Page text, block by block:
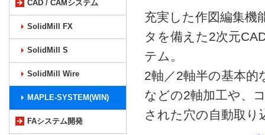
充実した作図編集機
タを備えた2次元
テム。
2軸／2軸半の基本的
などの2軸加工や、
された穴の自動取り
CAD / CAMシステム
SolidMill FX
SolidMill S
SolidMill Wire
MAPLE-SYSTEM(WIN)
FAシステム開発